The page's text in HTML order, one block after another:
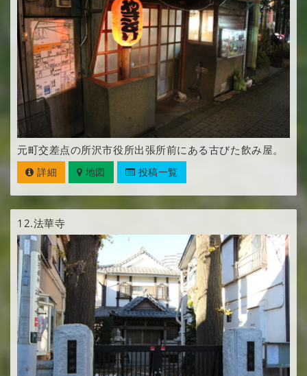
元町交差点の所沢市役所出張所前にある古びた飲み屋。
詳細 地図 投稿一覧
12.法華寺